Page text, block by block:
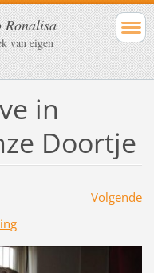
Ronalisa
van eigen
in
Doortje
Volgende